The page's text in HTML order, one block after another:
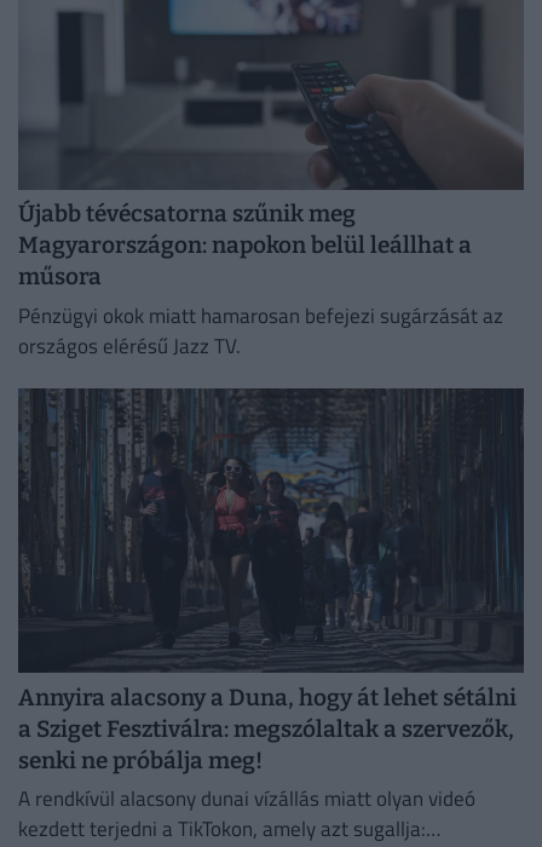
Újabb tévécsatorna szűnik meg
Magyarországon: napokon belül leállhat a
műsora
Pénzügyi okok miatt hamarosan befejezi sugárzását az
országos elérésű Jazz TV.
Annyira alacsony a Duna, hogy át lehet sétálni
a Sziget Fesztiválra: megszólaltak a szervezők,
senki ne próbálja meg!
A rendkívül alacsony dunai vízállás miatt olyan videó
kezdett terjedni a TikTokon, amely azt sugallja: